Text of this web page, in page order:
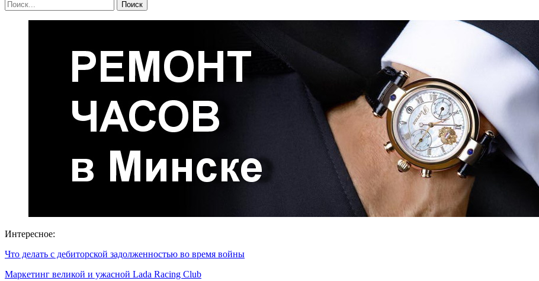
Интересное:
Что делать с дебиторской задолженностью во время войны
Маркетинг великой и ужасной Lada Racing Club